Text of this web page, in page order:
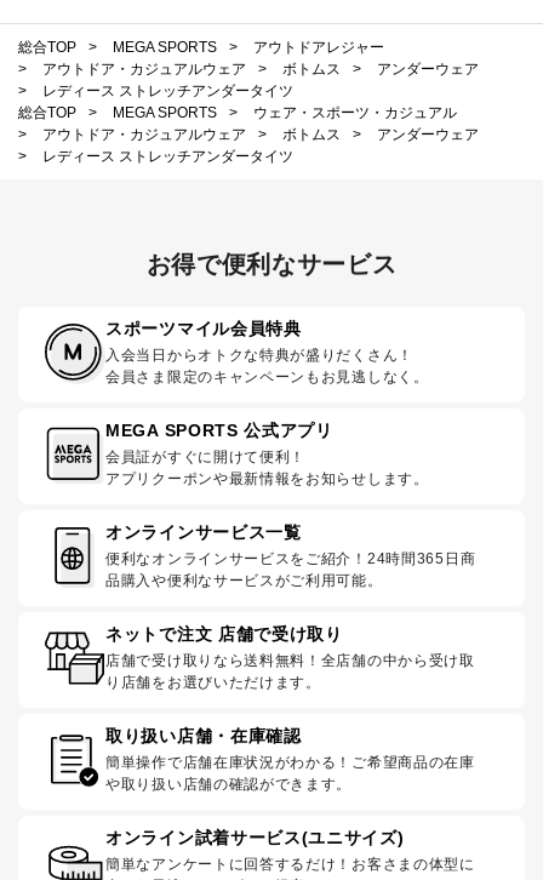
総合TOP > MEGA SPORTS >
アウトドアレジャー
>
アウトドア・カジュアルウェア > ボトムス >
アンダーウェア
>
レディース ストレッチアンダータイツ
総合TOP
> MEGA SPORTS >
ウェア・スポーツ・カジュアル
>
アウトドア・カジュアルウェア > ボトムス >
アンダーウェア
>
レディース ストレッチアンダータイツ
お得で便利なサービス
スポーツマイル会員特典
入会当日からオトクな特典が盛りだくさん！
会員さま限定のキャンペーンもお見逃しなく。
MEGA SPORTS 公式アプリ
会員証がすぐに開けて便利！
アプリクーポンや最新情報をお知らせします。
オンラインサービス一覧
便利なオンラインサービスをご紹介！24時間365日商
品購入や便利なサービスがご利用可能。
ネットで注文 店舗で受け取り
店舗で受け取りなら送料無料！全店舗の中から受け取
り店舗をお選びいただけます。
取り扱い店舗・在庫確認
簡単操作で店舗在庫状況がわかる！ご希望商品の在庫
や取り扱い店舗の確認ができます。
オンライン試着サービス(ユニサイズ)
簡単なアンケートに回答するだけ！お客さまの体型に